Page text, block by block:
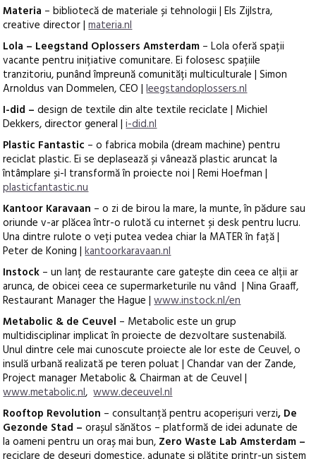
Materia – bibliotecă de materiale și tehnologii | Els Zijlstra,
creative director |materia.nl
Lola – Leegstand Oplossers Amsterdam – Lola oferă spații
vacante pentru inițiative comunitare. Ei folosesc spațiile
tranzitoriu, punând împreună comunități multiculturale | Simon
Arnoldus van Dommelen, CEO |leegstandoplossers.nl
I-did –design de textile din alte textile reciclate | Michiel
Dekkers, director general |i-did.nl
Plastic Fantastic – o fabrica mobila (dream machine) pentru
reciclat plastic. Ei se deplasează și vânează plastic aruncat la
întâmplare și-l transformă în proiecte noi | Remi Hoefman |
plasticfantastic.nu
Kantoor Karavaan – o zi de birou la mare, la munte, în pădure sau
oriunde v-ar plăcea într-o rulotă cu internet și desk pentru lucru.
Una dintre rulote o veți putea vedea chiar la MATER în față |
Peter de Koning |kantoorkaravaan.nl
Instock – un lanț de restaurante care gatește din ceea ce alții ar
arunca, de obicei ceea ce supermarketurile nu vând | Nina Graaff,
Restaurant Manager the Hague |www.instock.nl/en
Metabolic & de Ceuvel – Metabolic este un grup
multidisciplinar implicat în proiecte de dezvoltare sustenabilă.
Unul dintre cele mai cunoscute proiecte ale lor este de Ceuvel, o
insulă urbană realizată pe teren poluat | Chandar van der Zande,
Project manager Metabolic & Chairman at de Ceuvel |
www.metabolic.nl,www.deceuvel.nl
Rooftop Revolution – consultanță pentru acoperișuri verzi, De
Gezonde Stad –orașul sănătos – platformă de idei adunate de
la oameni pentru un oraș mai bun, Zero Waste Lab Amsterdam –